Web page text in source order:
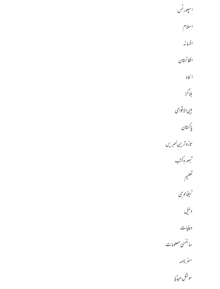
اسپورٹس
اسلام
افسانہ
افغانستان
الحاد
بلاگز
بین الاقوامی
پاکستان
تازہ ترین خبریں
تبصرہ کتب
تعلیم
ٹیکنالوجی
دلیل
دینیات
سائنسی معلومات
سفرنامہ
سوشل میڈیا